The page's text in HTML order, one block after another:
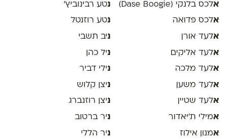
אלכס בלנקי (Dase Boogie)
אלכס פדואה
אלעד אורן
אלעד אליקים
אלעד מלכה
אלעד משען
אלעד שטיין
אמילי ת׳יאדור
אמנון אילוז
נטע רבינוביץ׳
נטע רוזנטל
ניב תשבי
ניל כהן
נילי דביר
ניצן קלוש
ניצן רוזנברג
ניר ברטוב
ניר הללי